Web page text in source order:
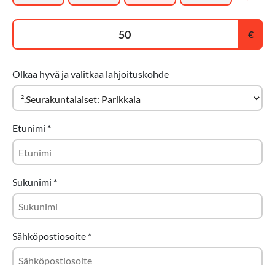
Olkaa hyvä ja valitkaa lahjoituskohde
Etunimi *
Sukunimi *
Sähköpostiosoite *